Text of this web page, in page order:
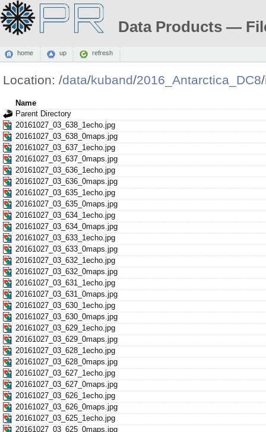
Data Products —
home up refresh
Location: /data/kuband/2016_Antarctica_DC8/
Name
Parent Directory
20161027_03_638_1echo.jpg
20161027_03_638_0maps.jpg
20161027_03_637_1echo.jpg
20161027_03_637_0maps.jpg
20161027_03_636_1echo.jpg
20161027_03_636_0maps.jpg
20161027_03_635_1echo.jpg
20161027_03_635_0maps.jpg
20161027_03_634_1echo.jpg
20161027_03_634_0maps.jpg
20161027_03_633_1echo.jpg
20161027_03_633_0maps.jpg
20161027_03_632_1echo.jpg
20161027_03_632_0maps.jpg
20161027_03_631_1echo.jpg
20161027_03_631_0maps.jpg
20161027_03_630_1echo.jpg
20161027_03_630_0maps.jpg
20161027_03_629_1echo.jpg
20161027_03_629_0maps.jpg
20161027_03_628_1echo.jpg
20161027_03_628_0maps.jpg
20161027_03_627_1echo.jpg
20161027_03_627_0maps.jpg
20161027_03_626_1echo.jpg
20161027_03_626_0maps.jpg
20161027_03_625_1echo.jpg
20161027_03_625_0maps.jpg